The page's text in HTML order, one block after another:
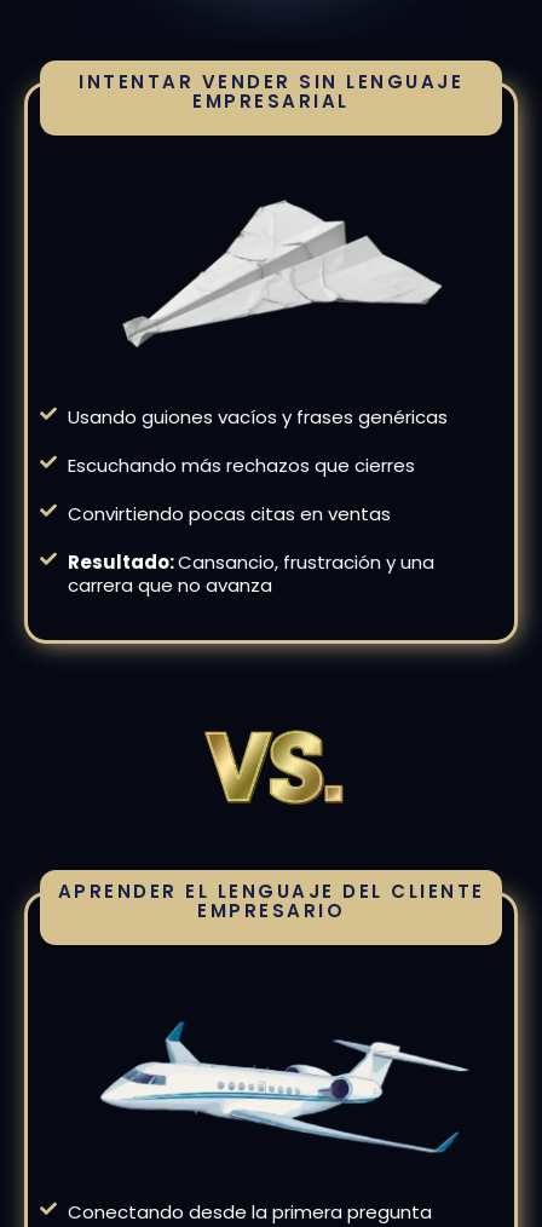
INTENTAR VENDER SIN LENGUAJE
EMPRESARIAL
Usando guiones vacíos y frases genéricas
Escuchando más rechazos que cierres
Convirtiendo pocas citas en ventas
Resultado:Cansancio, frustración y una
carrera que no avanza
APRENDER EL LENGUAJE DEL CLIENTE
EMPRESARIO
Conectando desde la primera pregunta